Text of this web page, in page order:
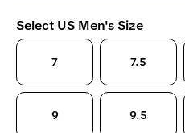
Select US Men's Size
7 7.5
9 9.5